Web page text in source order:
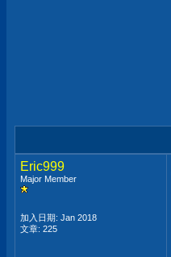
Eric999
Major Member
加入日期: Jan 2018
文章: 225